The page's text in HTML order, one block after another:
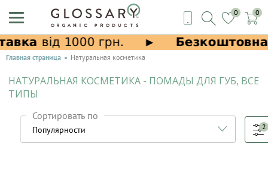
0 0
Главная страница Натуральная косметика
НАТУРАЛЬНАЯ КОСМЕТИКА - ПОМАДЫ ДЛЯ ГУБ, ВСЕ
ТИПЫ
Сортировать по
2